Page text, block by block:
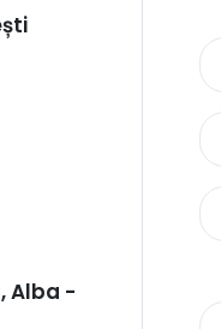
Alba -